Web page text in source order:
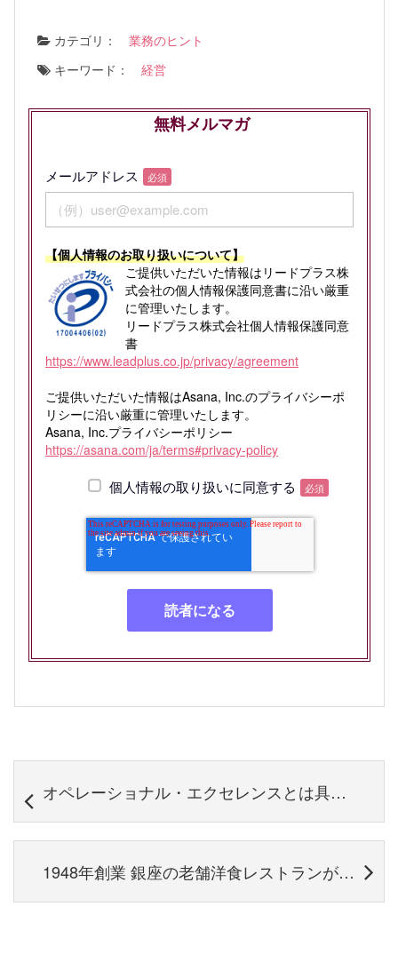
カテゴリ：
業務のヒント
キーワード：
経営
無料メルマガ
メールアドレス 必須
【個人情報のお取り扱いについて】
ご提供いただいた情報はリードプラス株
式会社の個人情報保護同意書に沿い厳重
に管理いたします。
リードプラス株式会社個人情報保護同意
書
https://www.leadplus.co.jp/privacy/agreement
ご提供いただいた情報はAsana, Inc.のプライバシーポ
リシーに沿い厳重に管理いたします。
Asana, Inc.プライバシーポリシー
https://asana.com/ja/terms#privacy-policy
個人情報の取り扱いに同意する 必須
オペレーショナル・エクセレンスとは具体的になんなのか？その概要と具体例を解説
1948年創業 銀座の老舗洋食レストランが、アナログな世界をDX化し経営をV字回復